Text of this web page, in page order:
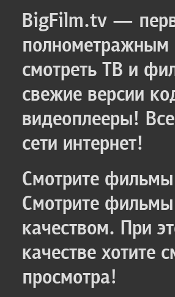
BigFilm.tv —
полнометражным
смотреть ТВ и
свежие версии
видеоплееры!
сети интернет!
Смотрите
Смотрите
качеством. При
качестве хотите
просмотра!